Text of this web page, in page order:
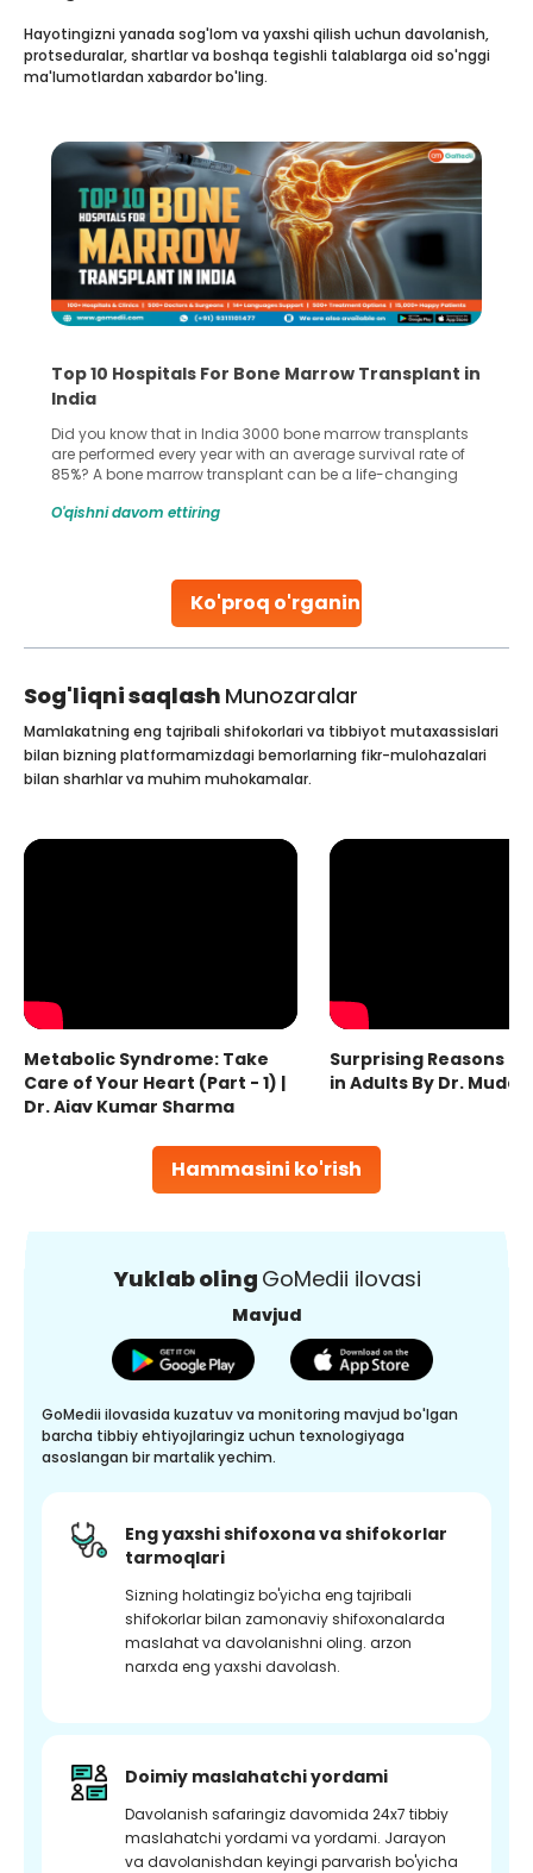
Ko'proq o'rganing
Hayotingizni yanada sog'lom va yaxshi qilish uchun davolanish,
protseduralar, shartlar va boshqa tegishli talablarga oid so'nggi
ma'lumotlardan xabardor bo'ling.
Recognizing Critical Symptoms of a Frontal
Lobe Brain Tumor Could Save Your Life
Did you know that the frontal lobe of your brain is the most
common site for tumor occurrence? The frontal lobe is a
key part of your brain and is responsible for various
harm to it can lead to serious complications. However, with
O'qishni davom ettiring
Sog'liqni saqlash Munozaralar
Hammasini ko'rish
Mamlakatning eng tajribali shifokorlari va tibbiyot mutaxassislari
bilan bizning platformamizdagi bemorlarning fikr-mulohazalari
bilan sharhlar va muhim muhokamalar.
Metabolic Syndrome: Take
Care of Your Heart (Part - 1) |
Dr. Ajay Kumar Sharma
Surprising Reasons
in Adults By Dr.
Yuklab oling GoMedii ilovasi
Mavjud
GoMedii ilovasida kuzatuv va monitoring mavjud bo'lgan
barcha tibbiy ehtiyojlaringiz uchun texnologiyaga
asoslangan bir martalik yechim.
Eng yaxshi shifoxona va shifokorlar
tarmoqlari
Sizning holatingiz bo'yicha eng tajribali
shifokorlar bilan zamonaviy shifoxonalarda
maslahat va davolanishni oling. arzon
narxda eng yaxshi davolash.
Doimiy maslahatchi yordami
Davolanish safaringiz davomida 24x7 tibbiy
maslahatchi yordami va yordami. Jarayon
va davolanishdan keyingi parvarish bo'yicha